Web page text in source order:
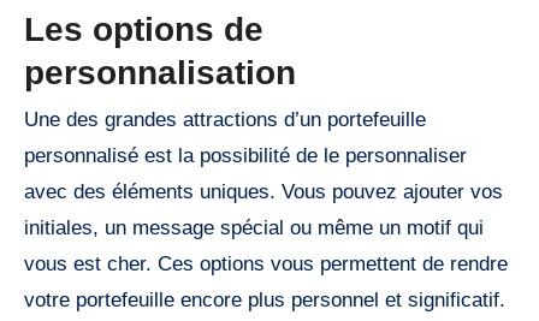
Les options de
personnalisation
Une des grandes attractions d’un portefeuille
personnalisé est la possibilité de le personnaliser
avec des éléments uniques. Vous pouvez ajouter vos
initiales, un message spécial ou même un motif qui
vous est cher. Ces options vous permettent de rendre
votre portefeuille encore plus personnel et significatif.